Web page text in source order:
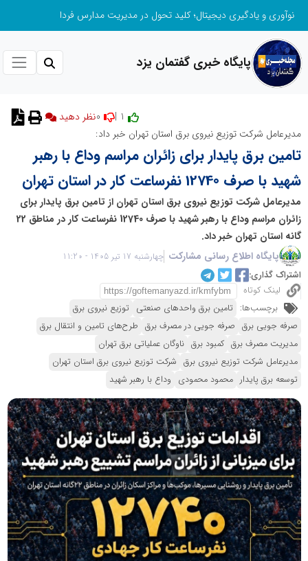
نوآوری و یادگیری دیجیتال؛ کلید تحول در مدیریت مدارس فردا
پایگاه خبری گفتمان یزد
نظر دهید
مدیرعامل شرکت توزیع نیروی برق استان تهران خبر داد:
تامین برق پایدار برای زائران مراسم وداع با رهبر
شهید با صرف 12740 نفرساعت کار در استان تهران
مدیرعامل شرکت توزیع نیروی برق استان تهران از تامین برق پایدار برای
زائران مراسم وداع با رهبر شهید با صرف 12740 نفرساعت کار در مناطق 22
گانه استان تهران خبر داد.
پایگاه اطلاع رسانی مشارکت چهارشنبه 17 تیر 1405 - 11:20
اشتراک گذاری:
لینک کوتاه
برچسب‌ها: تامین برق واحدهای صنعتی توزیع نیروی برق
صرفه جویی برق صرفه جویی در مصرف برق طرح‌های تامین و انتقال برق
مدیریت مصرف برق کمبود برق ناوگان عملیاتی برق تهران
مدیرعامل شرکت توزیع نیروی برق شرکت توزیع نیروی برق استان تهران
توسعه برق پایدار محمود محمودی وداع با رهبر شهید